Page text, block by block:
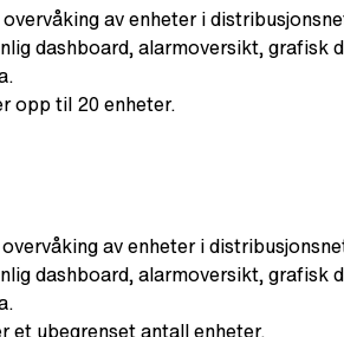
av enheter i
dashboard, alarmoversikt, grafisk
opp til 20 enheter.
av enheter i
dashboard, alarmoversikt, grafisk
et ubegrenset antall enheter.